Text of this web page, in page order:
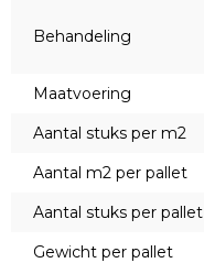
Behandeling
Maatvoering
Aantal stuks per m2
Aantal m2 per pallet
Aantal stuks per pallet
Gewicht per pallet